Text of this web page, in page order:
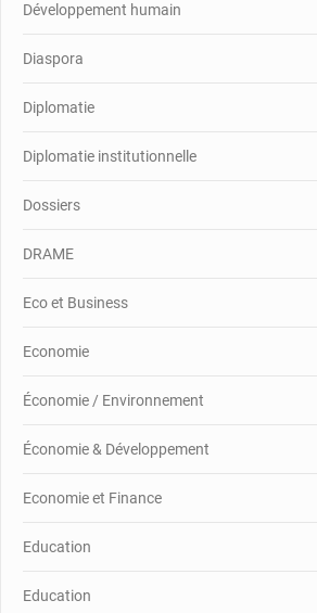
Développement humain
Diaspora
Diplomatie
Diplomatie institutionnelle
Dossiers
DRAME
Eco et Business
Economie
Économie / Environnement
Économie & Développement
Economie et Finance
Education
Education